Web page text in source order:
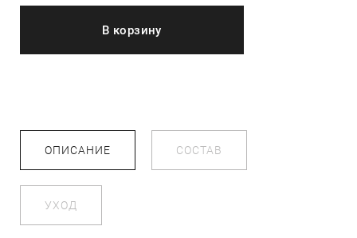
В корзину
ОПИСАНИЕ СОСТАВ
УХОД